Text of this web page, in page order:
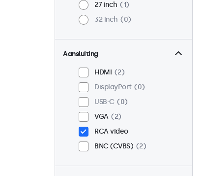
27 inch
1
32 inch
0
Aansluiting
HDMI
2
DisplayPort
0
USB-C
0
VGA
2
RCA video
BNC (CVBS)
2